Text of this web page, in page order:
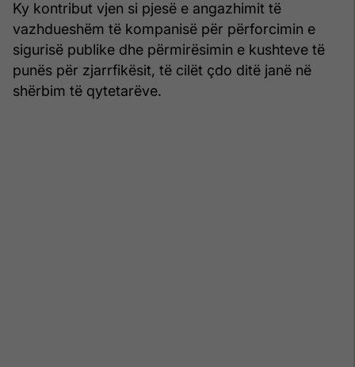
Ky kontribut vjen si pjesë e angazhimit të
vazhdueshëm të kompanisë për përforcimin e
sigurisë publike dhe përmirësimin e kushteve të
punës për zjarrfikësit, të cilët çdo ditë janë në
shërbim të qytetarëve.